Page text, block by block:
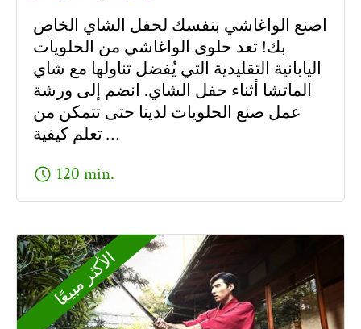
اصنع الواغاشي بنفسك لحفل الشاي الخاص
بك! تعد حلوى الواغاشي من الحلويات
اليابانية التقليدية التي يُفضل تناولها مع شاي
الماتشا أثناء حفل الشاي. انضم إلى ورشة
عمل صنع الحلويات لدينا حتى تتمكن من
تعلم كيفية …
schedule 120 min.
الأكثر مبيعًا